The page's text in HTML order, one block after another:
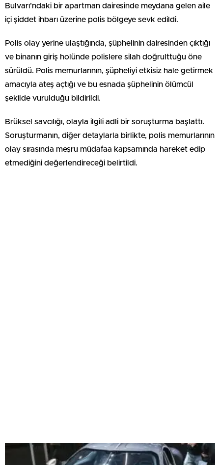
Bulvarı’ndaki bir apartman dairesinde meydana gelen aile
içi şiddet ihbarı üzerine polis bölgeye sevk edildi.
Polis olay yerine ulaştığında, şüphelinin dairesinden çıktığı
ve binanın giriş holünde polislere silah doğrulttuğu öne
sürüldü. Polis memurlarının, şüpheliyi etkisiz hale getirmek
amacıyla ateş açtığı ve bu esnada şüphelinin ölümcül
şekilde vurulduğu bildirildi.
Brüksel savcılığı, olayla ilgili adli bir soruşturma başlattı.
Soruşturmanın, diğer detaylarla birlikte, polis memurlarının
olay sırasında meşru müdafaa kapsamında hareket edip
etmediğini değerlendireceği belirtildi.